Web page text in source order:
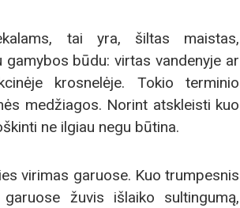
tai yra, šiltas maistas,
būdu: virtas vandenyje ar
krosnelėje. Tokio terminio
medžiagos. Norint atskleisti kuo
ne ilgiau negu būtina.
virimas garuose. Kuo trumpesnis
žuvis išlaiko sultingumą,